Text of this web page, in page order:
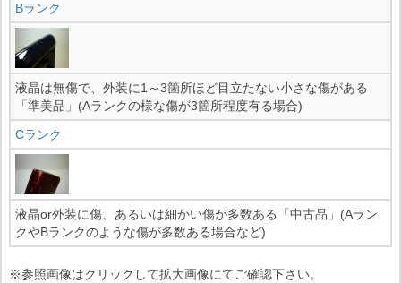
Bランク
液晶は無傷で、外装に1～3箇所ほど目立たない小さな傷がある
「準美品」(Aランクの様な傷が3箇所程度有る場合)
Cランク
液晶or外装に傷、あるいは細かい傷が多数ある「中古品」(Aラン
クやBランクのような傷が多数ある場合など)
※参照画像はクリックして拡大画像にてご確認下さい。